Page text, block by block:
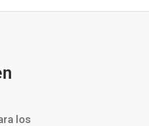
los